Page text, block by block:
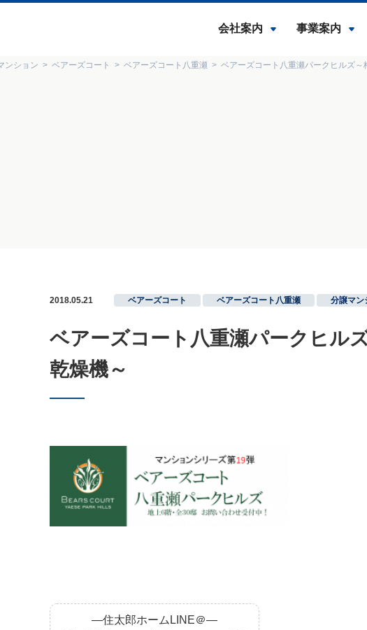
会社案内 事業案内
ンション ベアーズコート ベアーズコート八重瀬 ベアーズコート八重瀬パークヒルズ～
2018.05.21 ベアーズコート ベアーズコート八重瀬 分譲マン
ベアーズコート八重瀬パークヒル
乾燥機～
―住太郎ホームLINE＠―